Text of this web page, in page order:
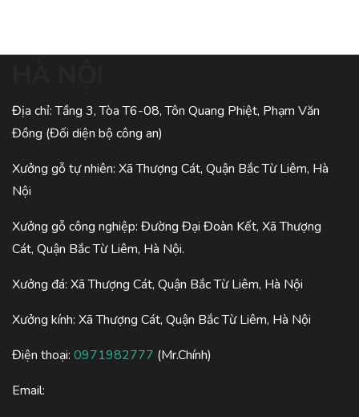
Địa chỉ: Tầng 3, Tòa T6-08, Tôn Quang Phiệt, Phạm Văn
Đồng (Đối diện bộ công an)
Xưởng gỗ tự nhiên: Xã Thượng Cát, Quận Bắc Từ Liêm, Hà
Nội
Xưởng gỗ công nghiệp: Đường Đại Đoàn Kết, Xã Thượng
Cát, Quận Bắc Từ Liêm, Hà Nội.
Xưởng đá: Xã Thượng Cát, Quận Bắc Từ Liêm, Hà Nội
Xưởng kính: Xã Thượng Cát, Quận Bắc Từ Liêm, Hà Nội
Điện thoại: 0971982777 (Mr.Chính)
Email: